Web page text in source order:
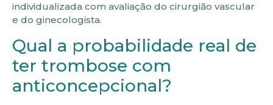
individualizada com avaliação do cirurgião vascular
e do ginecologista.
Qual a probabilidade real de
ter trombose com
anticoncepcional?